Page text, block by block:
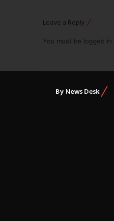
Leave a Reply
You must be logged in
By News Desk